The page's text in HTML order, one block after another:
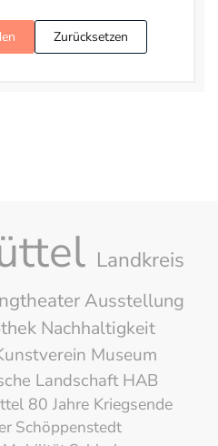
Zurücksetzen
Landkreis
Ausstellung
Nachhaltigkeit
Museum
Landschaft HAB
80 Jahre Kriegsende
Schöppenstedt